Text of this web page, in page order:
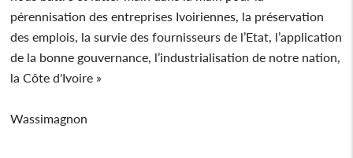
pérennisation des entreprises Ivoiriennes, la préservation
des emplois, la survie des fournisseurs de l’Etat, l’application
de la bonne gouvernance, l’industrialisation de notre nation,
la Côte d'Ivoire »
Wassimagnon